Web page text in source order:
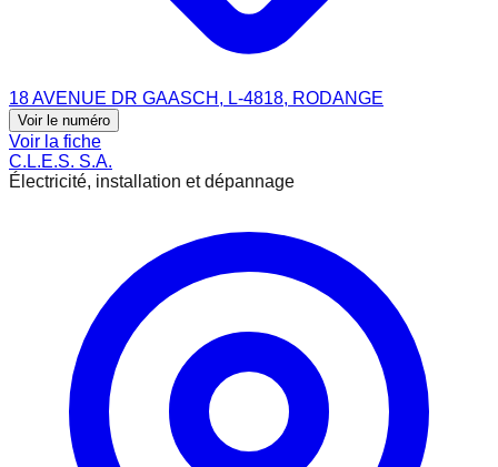
18 AVENUE DR GAASCH, L-4818, RODANGE
Voir le numéro
Voir la fiche
C.L.E.S. S.A.
Électricité, installation et dépannage